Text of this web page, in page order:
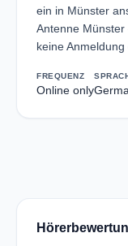
ein in Münster
Antenne
keine Anmeldung
FREQUENZ
Online only